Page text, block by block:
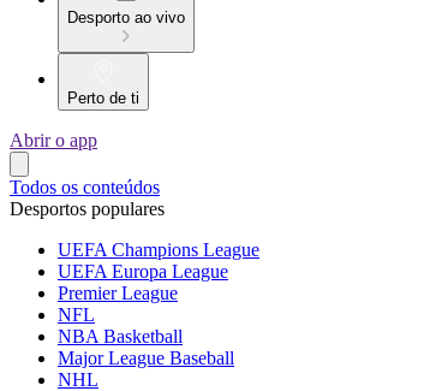
Desporto ao vivo
Perto de ti
Abrir o app
Todos os conteúdos
Desportos populares
UEFA Champions League
UEFA Europa League
Premier League
NFL
NBA Basketball
Major League Baseball
NHL